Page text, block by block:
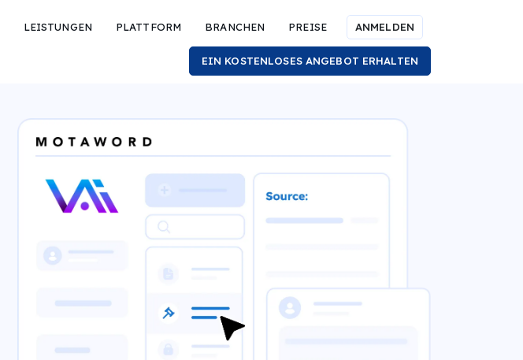
LEISTUNGEN PLATTFORM BRANCHEN PREISE ANMELDEN
EIN KOSTENLOSES ANGEBOT ERHALTEN